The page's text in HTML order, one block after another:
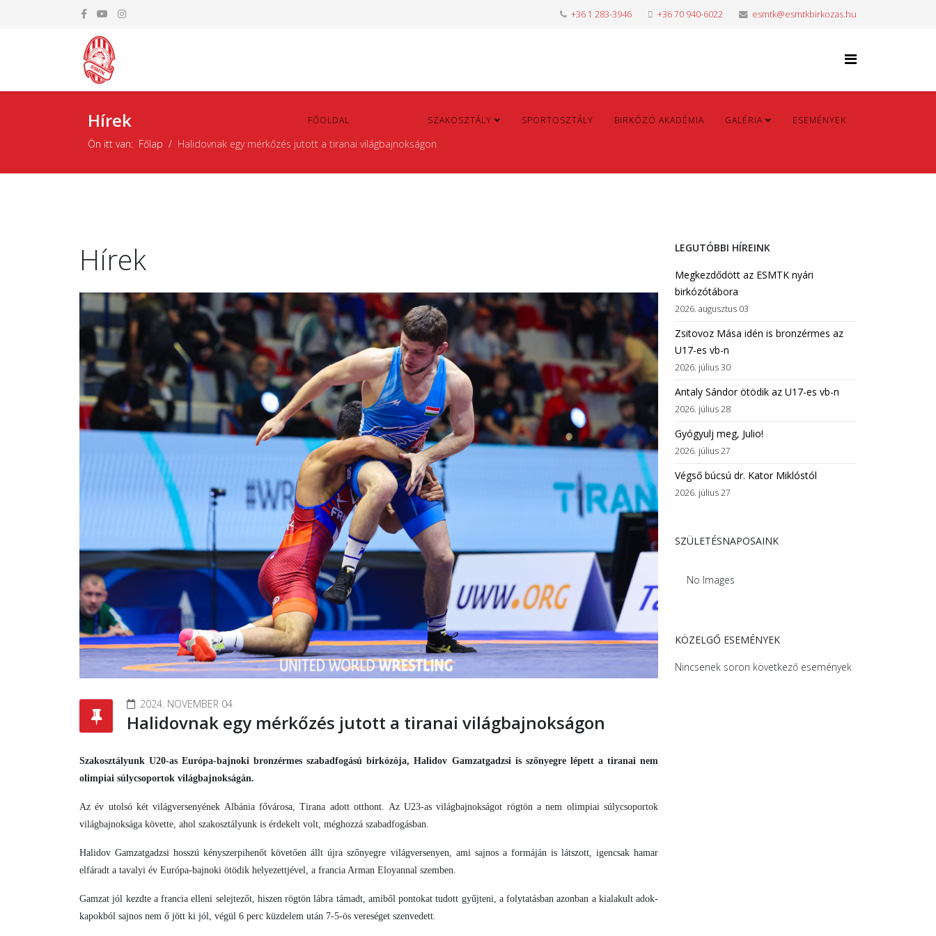
+36 1 283-3946 +36 70 940-6022 esmtk@esmtkbirkozas.hu
FŐOLDAL SZAKOSZTÁLY SPORTOSZTÁLY BIRKÓZÓ AKADÉMIA GALÉRIA ESEMÉNYEK
Hírek
Ön itt van: Főlap Halidovnak egy mérkőzés jutott a tiranai világbajnokságon
Hírek
2024. NOVEMBER 04
Halidovnak egy mérkőzés jutott a tiranai világbajnokságon
Szakosztályunk U20-as Európa-bajnoki bronzérmes szabadfogású birkózója, Halidov Gamzatgadzsi is szőnyegre lépett a tiranai nem
olimpiai súlycsoportok világbajnokságán.
Az év utolsó két világversenyének Albánia fővárosa, Tirana adott otthont. Az U23-as világbajnokságot rögtön a nem olimpiai súlycsoportok
világbajnoksága követte, ahol szakosztályunk is érdekelt volt, méghozzá szabadfogásban.
Halidov Gamzatgadzsi hosszú kényszerpihenőt követően állt újra szőnyegre világversenyen, ami sajnos a formáján is látszott, igencsak hamar
elfáradt a tavalyi év Európa-bajnoki ötödik helyezettjével, a francia Arman Eloyannal szemben.
Gamzat jól kezdte a francia elleni selejtezőt, hiszen rögtön lábra támadt, amiből pontokat tudott gyűjteni, a folytatásban azonban a kialakult adok-
kapokból sajnos nem ő jött ki jól, végül 6 perc küzdelem után 7-5-ös vereséget szenvedett.
LEGUTÓBBI HÍREINK
Megkezdődött az ESMTK nyári
birkózótábora
2026. augusztus 03
Zsitovoz Mása idén is bronzérmes az
U17-es vb-n
2026. július 30
Antaly Sándor ötödik az U17-es vb-n
2026. július 28
Gyógyulj meg, Julio!
2026. július 27
Végső búcsú dr. Kator Miklóstól
2026. július 27
SZÜLETÉSNAPOSAINK
No Images
KÖZELGŐ ESEMÉNYEK
Nincsenek soron következő események